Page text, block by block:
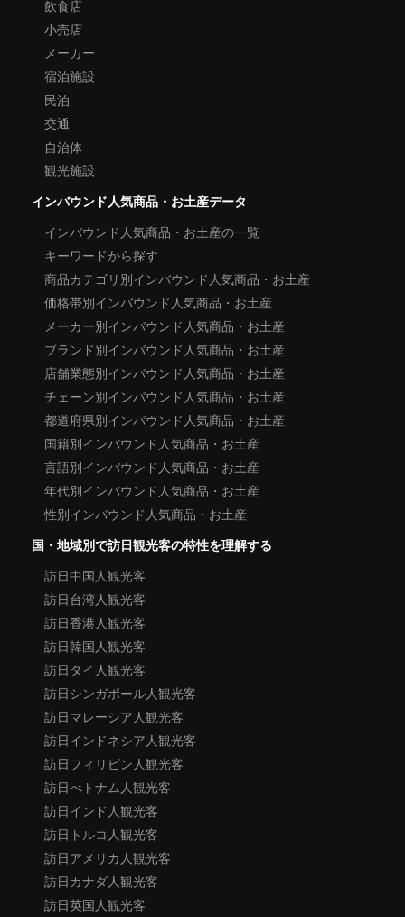
飲食店
小売店
メーカー
宿泊施設
民泊
交通
自治体
観光施設
インバウンド人気商品・お土産データ
インバウンド人気商品・お土産の一覧
キーワードから探す
商品カテゴリ別インバウンド人気商品・お土産
価格帯別インバウンド人気商品・お土産
メーカー別インバウンド人気商品・お土産
ブランド別インバウンド人気商品・お土産
店舗業態別インバウンド人気商品・お土産
チェーン別インバウンド人気商品・お土産
都道府県別インバウンド人気商品・お土産
国籍別インバウンド人気商品・お土産
言語別インバウンド人気商品・お土産
年代別インバウンド人気商品・お土産
性別インバウンド人気商品・お土産
国・地域別で訪日観光客の特性を理解する
訪日中国人観光客
訪日台湾人観光客
訪日香港人観光客
訪日韓国人観光客
訪日タイ人観光客
訪日シンガポール人観光客
訪日マレーシア人観光客
訪日インドネシア人観光客
訪日フィリピン人観光客
訪日べトナム人観光客
訪日インド人観光客
訪日トルコ人観光客
訪日アメリカ人観光客
訪日カナダ人観光客
訪日英国人観光客